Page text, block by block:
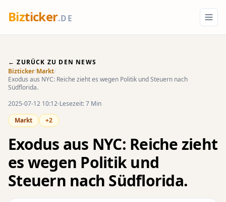
Bizticker.DE
← ZURÜCK ZU DEN NEWS
Bizticker/Markt/
Exodus aus NYC: Reiche zieht es wegen Politik und Steuern nach
Südflorida.
2025-07-12 10:12 Lesezeit: 7 Min
Markt
+2
Exodus aus NYC: Reiche zieht
es wegen Politik und
Steuern nach Südflorida.